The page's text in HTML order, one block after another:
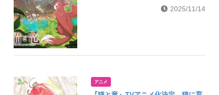
2025/11/14
アニメ